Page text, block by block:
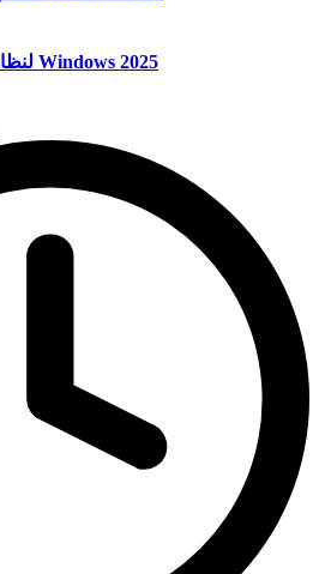
تنزيل n MaxoRed Giant لنظام Windows 2025